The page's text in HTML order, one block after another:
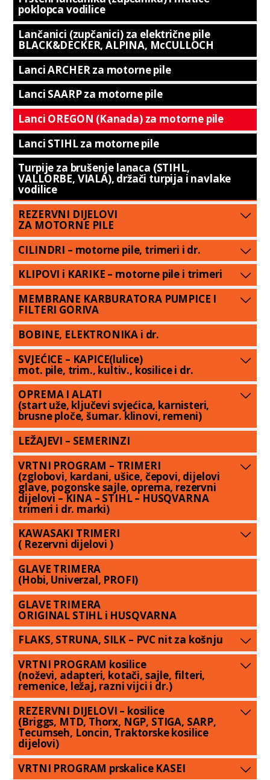
poklopca vodilice
Lančanici (zupčanici) za električne pile
BLACK&DECKER, ALPINA, McCULLOCH
Lanci ARCHER za motorne pile
Lanci SAARP za motorne pile
Lanci OREGON (Kanada) za motorne pile
Lanci STIHL za motorne pile
Turpije za brušenje lanaca (STIHL,
VALLORBE, VIALA), držači turpija i navlake
vodilice
REZERVNI DIJELOVI
ZA MOTORNE PILE
CILINDRI – motorne pile, trimeri i dr.
KLIPOVI i KARIKE – motorne pile i trimeri
MEMBRANE KARBURATORA PUMPICE I
FILTERI GORIVA
BOBINE, ELEKTRONIKA i dr.
SVJEĆICE – KAPICE(lulice)
mot. pile, trim., kultiv., kosilice i dr.
OPREMA I ALATI
(start uže, ključevi svjećica, karnisteri,
brusne ploče, šumar. klinovi, remeni)
LEŽAJEVI – SEMERINZI
VRTNI PROGRAM – TRIMERI
(zglobovi, kardani, ušice, čepovi, dijelovi
glave, pogonske sajle, oprema, rezervni
dijelovi – KINA – STIHL – HUSQVARNA
trimeri i dr. marki)
KAWASAKI TRIMERI
( Rezervni dijelovi )
GLAVE TRIMERA
(Hobi, Univerzal, PROFI)
GLAVE TRIMERA
ORIGINAL STIHL i HUSQVARNA
FLAKS, STRUNA, SILK – PVC nit za košnju
VRTNI PROGRAM kosilice
(noževi, adapteri, kotači, sajle, filteri,
remenice, ležaj, razni vijci i dr.)
REZERVNI DIJELOVI – kosilice
(Briggs, MTD, Thorx, NGP, STIGA, SARP,
Tecumseh, Loncin, Traktorske kosilice
dijelovi)
VRTNI PROGRAM prskalice KASEI